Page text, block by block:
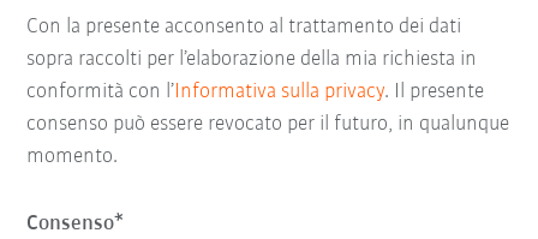
Con la presente acconsento al trattamento dei dati
sopra raccolti per l’elaborazione della mia richiesta in
conformità con l’Informativa sulla privacy. Il presente
consenso può essere revocato per il futuro, in qualunque
momento.
Consenso